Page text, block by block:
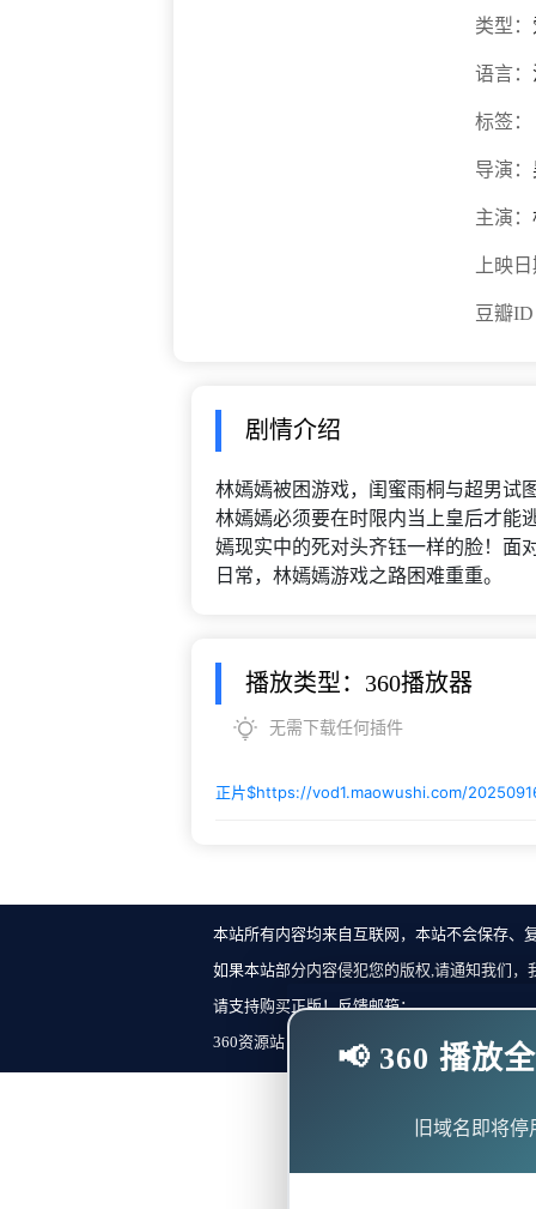
类型：
语言：
标签：
导演：
主演：
上映
豆瓣
剧情介绍
林嫣嫣被困游戏，闺蜜雨桐与超男试
林嫣嫣必须要在时限内当上皇后才能
嫣现实中的死对头齐钰一样的脸！面
日常，林嫣嫣游戏之路困难重重。
播放类型：360播放器
无需下载任何插件
正片$https://vod1.maowushi.com/
本站所有内容均来自互联网，本站不会保存、
如果本站部分内容侵犯您的版权,请通知我们
请支持购买正版！反馈邮箱：
360资源站 Copyright ©2018-2023 All Rights
📢 360 播放
旧域名即将